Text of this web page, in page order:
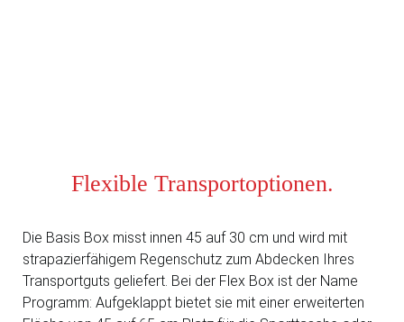
Flexible Transportoptionen.
Die Basis Box misst innen 45 auf 30 cm und wird mit
strapazierfähigem Regenschutz zum Abdecken Ihres
Transportguts geliefert. Bei der Flex Box ist der Name
Programm: Aufgeklappt bietet sie mit einer erweiterten